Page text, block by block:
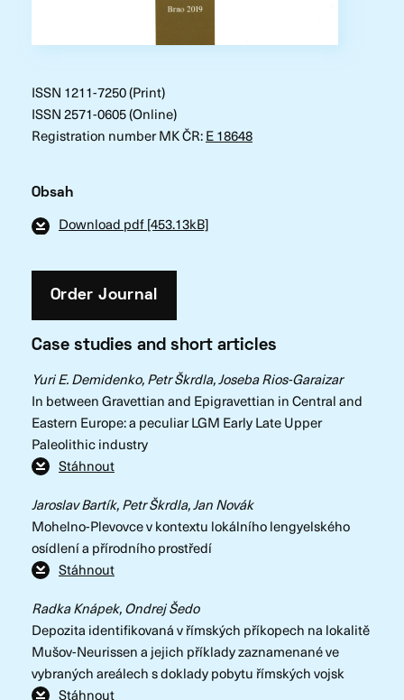
ISSN 1211-7250 (Print)
ISSN 2571-0605 (Online)
Registration number MK ČR:E 18648
Obsah
Download pdf [453.13kB]
Order Journal
Case studies and short articles
Yuri E. Demidenko, Petr Škrdla, Joseba Rios-Garaizar
In between Gravettian and Epigravettian in Central and
Eastern Europe: a peculiar LGM Early Late Upper
Paleolithic industry
Stáhnout
Jaroslav Bartík, Petr Škrdla, Jan Novák
Mohelno-Plevovce v kontextu lokálního lengyelského
osídlení a přírodního prostředí
Stáhnout
Radka Knápek, Ondrej Šedo
Depozita identifikovaná v římských příkopech na lokalitě
Mušov-Neurissen a jejich příklady zaznamenané ve
vybraných areálech s doklady pobytu římských vojsk
Stáhnout